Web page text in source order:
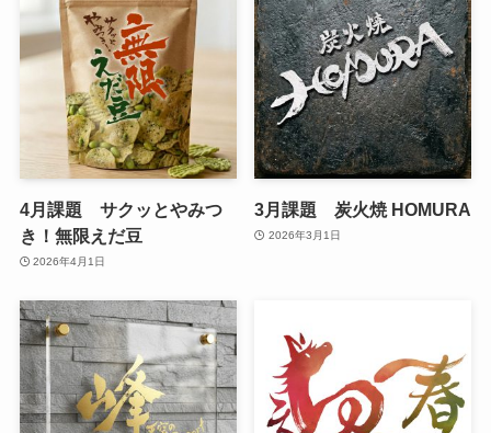
4月課題 サクッとやみつ
き！無限えだ豆
2026年4月1日
3月課題 炭火焼 HOMURA
2026年3月1日